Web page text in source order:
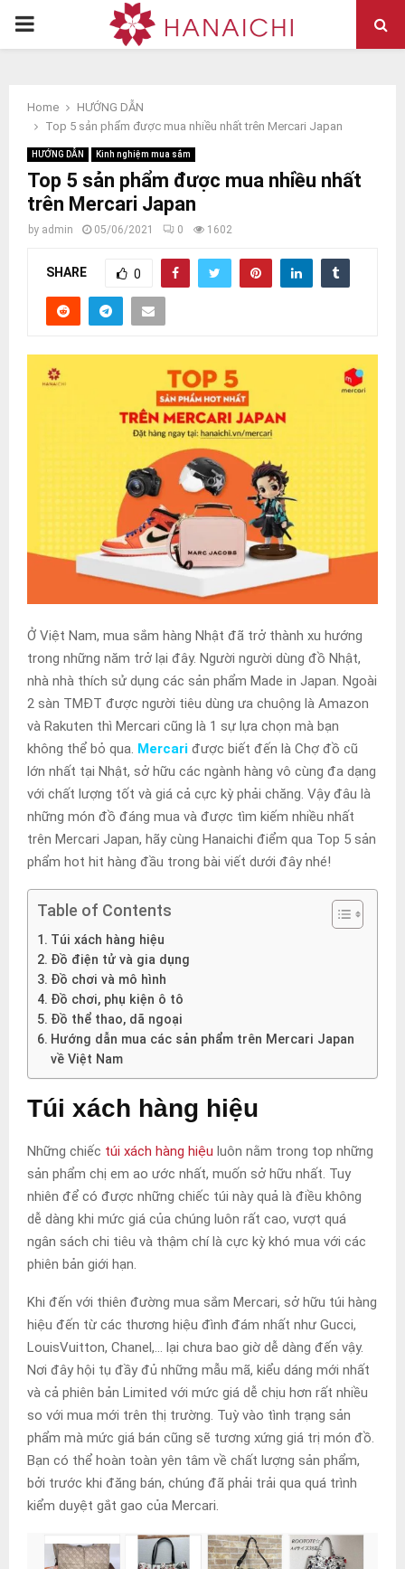
PRIMARY
Home
HƯỚNG DẪN
Top 5 sản phẩm được mua nhiều nhất trên Mercari Japan
HƯỚNG DẪN Kinh nghiệm mua sắm
Top 5 sản phẩm được mua nhiều nhất
trên Mercari Japan
by admin 05/06/2021 0 1602
SHARE 0
Ở Việt Nam, mua sắm hàng Nhật đã trở thành xu hướng
trong những năm trở lại đây. Người người dùng đồ Nhật,
nhà nhà thích sử dụng các sản phẩm Made in Japan. Ngoài
2 sàn TMĐT được người tiêu dùng ưa chuộng là Amazon
và Rakuten thì Mercari cũng là 1 sự lựa chọn mà bạn
không thể bỏ qua. Mercari được biết đến là Chợ đồ cũ
lớn nhất tại Nhật, sở hữu các ngành hàng vô cùng đa dạng
với chất lượng tốt và giá cả cực kỳ phải chăng. Vậy đâu là
những món đồ đáng mua và được tìm kiếm nhiều nhất
trên Mercari Japan, hãy cùng Hanaichi điểm qua Top 5 sản
phẩm hot hit hàng đầu trong bài viết dưới đây nhé!
Table of Contents
Túi xách hàng hiệu
Đồ điện tử và gia dụng
Đồ chơi và mô hình
Đồ chơi, phụ kiện ô tô
Đồ thể thao, dã ngoại
Hướng dẫn mua các sản phẩm trên Mercari Japan
về Việt Nam
Túi xách hàng hiệu
Những chiếc túi xách hàng hiệu luôn nằm trong top những
sản phẩm chị em ao ước nhất, muốn sở hữu nhất. Tuy
nhiên để có được những chiếc túi này quả là điều không
dễ dàng khi mức giá của chúng luôn rất cao, vượt quá
ngân sách chi tiêu và thậm chí là cực kỳ khó mua với các
phiên bản giới hạn.
Khi đến với thiên đường mua sắm Mercari, sở hữu túi hàng
hiệu đến từ các thương hiệu đình đám nhất như Gucci,
LouisVuitton, Chanel,… lại chưa bao giờ dễ dàng đến vậy.
Nơi đây hội tụ đầy đủ những mẫu mã, kiểu dáng mới nhất
và cả phiên bản Limited với mức giá dễ chịu hơn rất nhiều
so với mua mới trên thị trường. Tuỳ vào tình trạng sản
phẩm mà mức giá bán cũng sẽ tương xứng giá trị món đồ.
Bạn có thể hoàn toàn yên tâm về chất lượng sản phẩm,
bởi trước khi đăng bán, chúng đã phải trải qua quá trình
kiểm duyệt gắt gao của Mercari.